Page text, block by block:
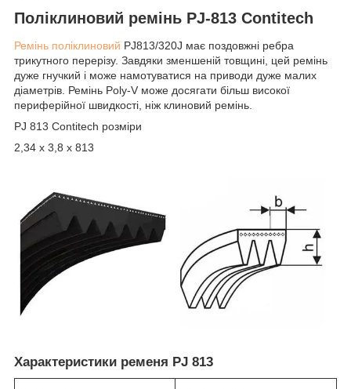
Поліклиновий ремінь PJ-813 Contitech
Ремінь поліклиновий PJ813/320J має поздовжні ребра
трикутного перерізу. Завдяки зменшеній товщині, цей ремінь
дуже гнучкий і може намотуватися на приводи дуже малих
діаметрів. Ремінь Poly-V може досягати більш високої
периферійної швидкості, ніж клиновий ремінь.
PJ 813 Contitech розміри
2,34 х 3,8 х 813
Характеристики ременя PJ 813